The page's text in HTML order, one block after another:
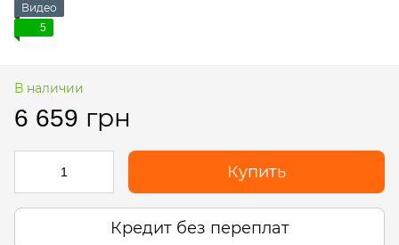
Видео
5
В наличии
6 659 грн
Купить
Кредит без переплат